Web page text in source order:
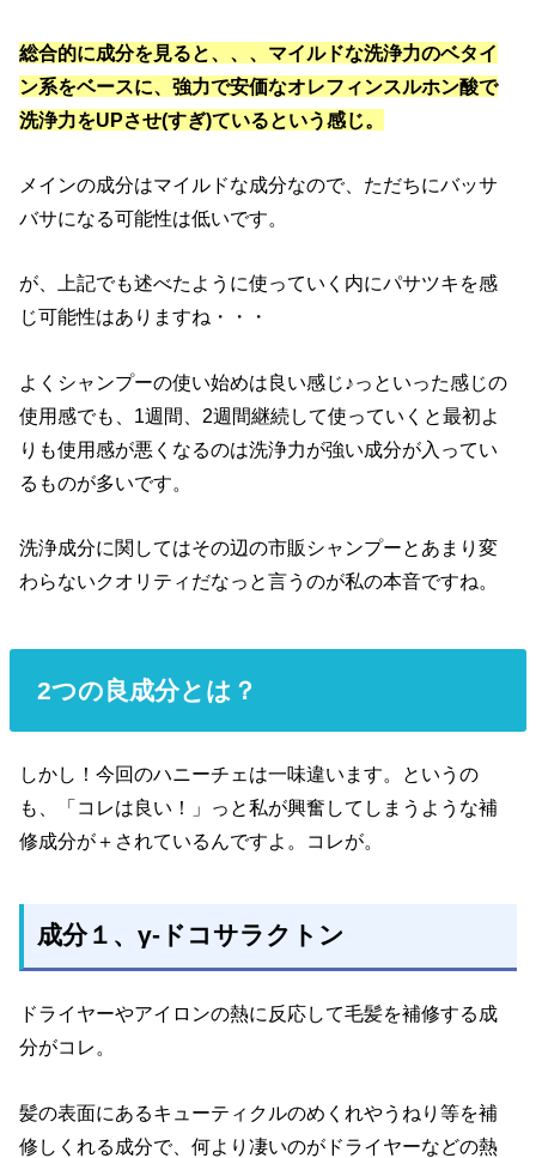
総合的に成分を見ると、、、マイルドな洗浄力のベタイ
ン系をベースに、強力で安価なオレフィンスルホン酸で
洗浄力をUPさせ(すぎ)ているという感じ。
メインの成分はマイルドな成分なので、ただちにバッサ
バサになる可能性は低いです。
が、上記でも述べたように使っていく内にパサツキを感
じ可能性はありますね・・・
よくシャンプーの使い始めは良い感じ♪っといった感じの
使用感でも、1週間、2週間継続して使っていくと最初よ
りも使用感が悪くなるのは洗浄力が強い成分が入ってい
るものが多いです。
洗浄成分に関してはその辺の市販シャンプーとあまり変
わらないクオリティだなっと言うのが私の本音ですね。
2つの良成分とは？
しかし！今回のハニーチェは一味違います。というの
も、「コレは良い！」っと私が興奮してしまうような補
修成分が＋されているんですよ。コレが。
成分１、γ-ドコサラクトン
ドライヤーやアイロンの熱に反応して毛髪を補修する成
分がコレ。
髪の表面にあるキューティクルのめくれやうねり等を補
修しくれる成分で、何より凄いのがドライヤーなどの熱